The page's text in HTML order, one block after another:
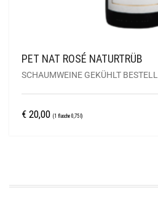
PET NAT ROSÉ NATURTRÜB
SCHAUMWEINE GEKÜHLT
€ 20,00 (1 flasche 0,75 l)